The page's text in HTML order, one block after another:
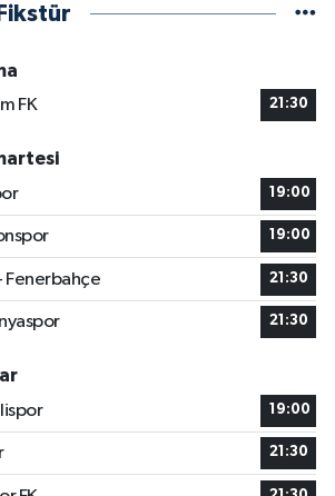
FK
21:30
19:00
19:00
Fenerbahçe 21:30
21:30
19:00
21:30